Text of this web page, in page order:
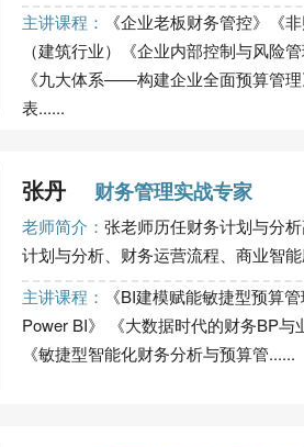
主讲课程：
《企业老板财务管控》《
（建筑行业）《企业内部控制与风险
《九大体系——构建企业全面预算管
表......
张丹 财务管理实战专家
老师简介： 张老师历任财务计划与分
计划与分析、财务运营流程、商业智
主讲课程：
《BI建模赋能敏捷型预算
Power BI》 《大数据时代的财务BP与
《敏捷型智能化财务分析与预算管......